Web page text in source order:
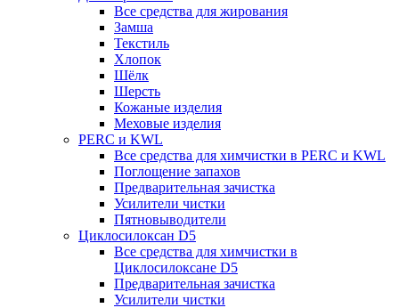
Все средства для жирования
Замша
Текстиль
Хлопок
Шёлк
Шерсть
Кожаные изделия
Меховые изделия
PERC и KWL
Все средства для химчистки в PERC и KWL
Поглощение запахов
Предварительная зачистка
Усилители чистки
Пятновыводители
Циклосилоксан D5
Все средства для химчистки в
Циклосилоксане D5
Предварительная зачистка
Усилители чистки